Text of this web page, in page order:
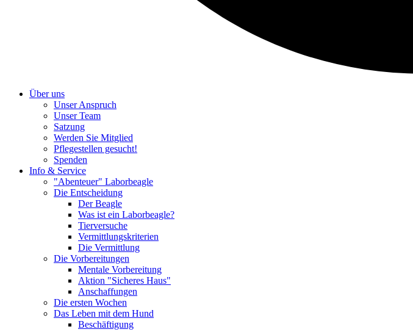
Über uns
Unser Anspruch
Unser Team
Satzung
Werden Sie Mitglied
Pflegestellen gesucht!
Spenden
Info & Service
"Abenteuer" Laborbeagle
Die Entscheidung
Der Beagle
Was ist ein Laborbeagle?
Tierversuche
Vermittlungskriterien
Die Vermittlung
Die Vorbereitungen
Mentale Vorbereitung
Aktion "Sicheres Haus"
Anschaffungen
Die ersten Wochen
Das Leben mit dem Hund
Beschäftigung